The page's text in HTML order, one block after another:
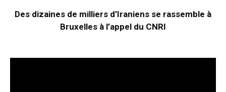
Des dizaines de milliers d’Iraniens se rassemble à
Bruxelles à l’appel du CNRI